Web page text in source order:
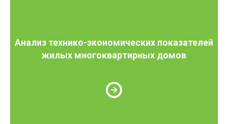
Анализ технико-экономических показателей
жилых многоквартирных домов